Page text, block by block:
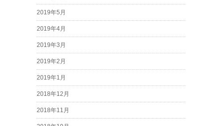
2019年5月
2019年4月
2019年3月
2019年2月
2019年1月
2018年12月
2018年11月